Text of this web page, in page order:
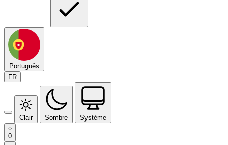
Português
FR
Clair Sombre Système
0